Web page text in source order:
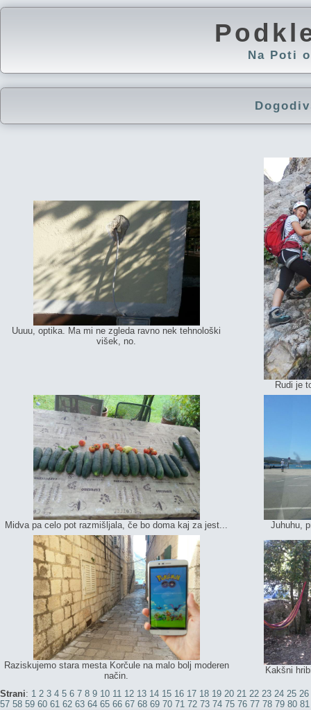
Na Poti
Uuuu, optika. Ma mi ne zgleda ravno nek tehnološki
višek, no.
Rudi je
Midva pa celo pot razmišljala, če bo doma kaj za jest... Juhuhu,
Raziskujemo stara mesta Korčule na malo bolj moderen
način.
Kakšni
Strani: 1 2 3 4 5 6 7 8 9 10 11 12 13 14 15 16 17 18 19 20 21 22 23 24 25 26
57 58 59 60 61 62 63 64 65 66 67 68 69 70 71 72 73 74 75 76 77 78 79 80 81